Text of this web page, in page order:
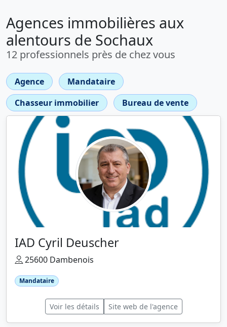
Agences immobilières aux
alentours de Sochaux
12 professionnels près de chez vous
Agence
Mandataire
Chasseur immobilier
Bureau de vente
IAD Cyril Deuscher
25600 Dambenois
Mandataire
Voir les détails Site web de l'agence